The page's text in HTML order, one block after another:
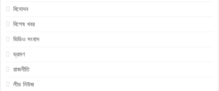
বিনোদন
বিশেষ খবর
ভিডিও সংবাদ
ভ্রমণ
রাজনীতি
লীড নিউজ